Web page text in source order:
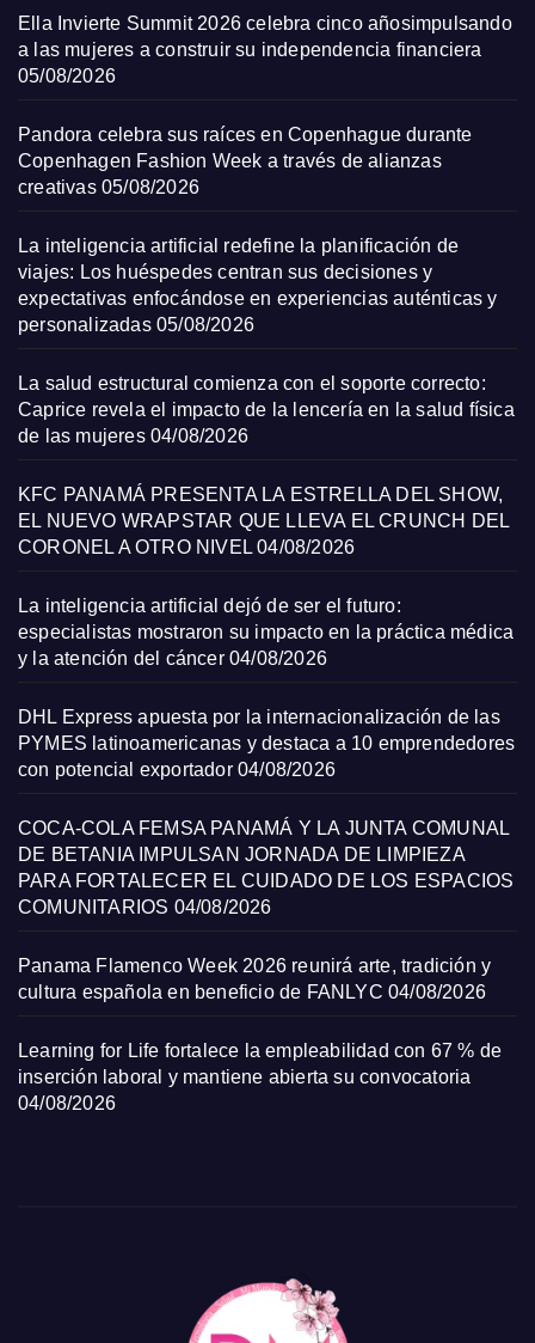
Ella Invierte Summit 2026 celebra cinco añosimpulsando
a las mujeres a construir su independencia financiera
05/08/2026
Pandora celebra sus raíces en Copenhague durante
Copenhagen Fashion Week a través de alianzas
creativas 05/08/2026
La inteligencia artificial redefine la planificación de
viajes: Los huéspedes centran sus decisiones y
expectativas enfocándose en experiencias auténticas y
personalizadas 05/08/2026
La salud estructural comienza con el soporte correcto:
Caprice revela el impacto de la lencería en la salud física
de las mujeres 04/08/2026
KFC PANAMÁ PRESENTA LA ESTRELLA DEL SHOW,
EL NUEVO WRAPSTAR QUE LLEVA EL CRUNCH DEL
CORONEL A OTRO NIVEL 04/08/2026
La inteligencia artificial dejó de ser el futuro:
especialistas mostraron su impacto en la práctica médica
y la atención del cáncer 04/08/2026
DHL Express apuesta por la internacionalización de las
PYMES latinoamericanas y destaca a 10 emprendedores
con potencial exportador 04/08/2026
COCA-COLA FEMSA PANAMÁ Y LA JUNTA COMUNAL
DE BETANIA IMPULSAN JORNADA DE LIMPIEZA
PARA FORTALECER EL CUIDADO DE LOS ESPACIOS
COMUNITARIOS 04/08/2026
Panama Flamenco Week 2026 reunirá arte, tradición y
cultura española en beneficio de FANLYC 04/08/2026
Learning for Life fortalece la empleabilidad con 67 % de
inserción laboral y mantiene abierta su convocatoria
04/08/2026